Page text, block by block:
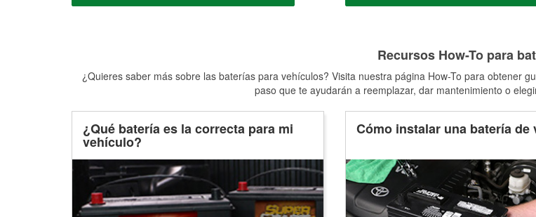
Recursos How-To para
¿Quieres saber más sobre las baterías para vehículos? Visita nuestra página How-To para obtener
paso que te ayudarán a reemplazar, dar mantenimiento o
¿Qué batería es la correcta para mi
vehículo?
Cómo instalar una batería de